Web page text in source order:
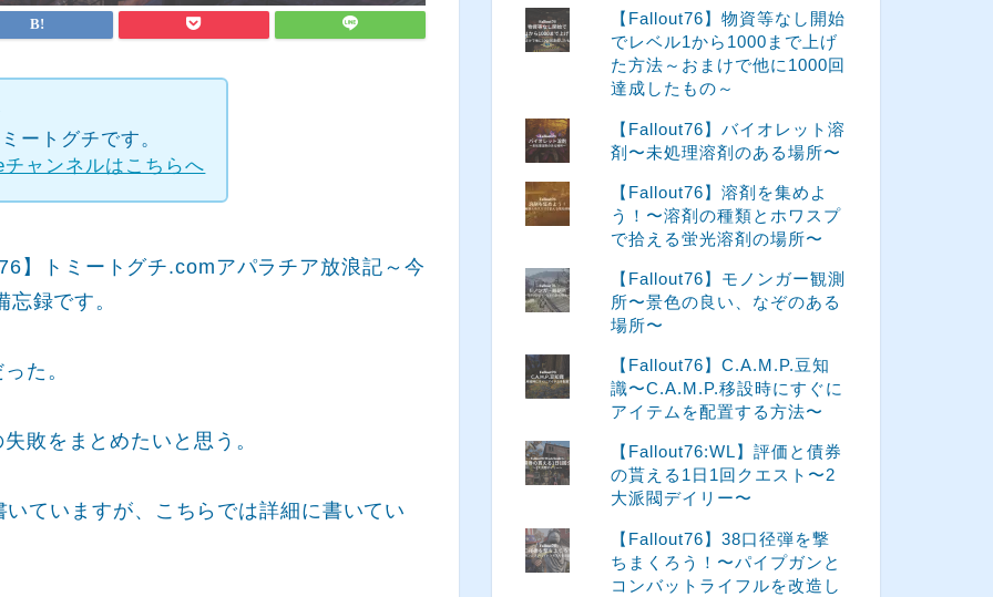
ートグチです。
ャンネルはこちらへ
】トミートグチ.comアパラチア放浪記～今
録です。
た。
敗をまとめたいと思う。
ていますが、こちらでは詳細に書いてい
【Fallout76】物資等なし開始
でレベル1から1000まで上げ
た方法～おまけで他に1000回
達成したもの～
【Fallout76】バイオレット溶
剤〜未処理溶剤のある場所〜
【Fallout76】溶剤を集めよ
う！〜溶剤の種類とホワスプ
で拾える蛍光溶剤の場所〜
【Fallout76】モノンガー観測
所〜景色の良い、なぞのある
場所〜
【Fallout76】C.A.M.P.豆知
識〜C.A.M.P.移設時にすぐに
アイテムを配置する方法〜
【Fallout76:WL】評価と債券
の貰える1日1回クエスト〜2
大派閥デイリー〜
【Fallout76】38口径弾を撃
ちまくろう！〜パイプガンと
コンバットライフルを改造し